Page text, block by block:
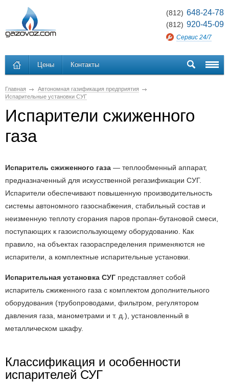
(812) 648-24-78
(812) 920-45-09
Сервис 24/7
Цены Контакты
Главная
Автономная газификация предприятия
Испарительные установки СУГ
Испарители сжиженного
газа
Испаритель сжиженного газа — теплообменный аппарат,
предназначенный для искусственной регазификации СУГ.
Испарители обеспечивают повышенную производительность
системы автономного газоснабжения, стабильный состав и
неизменную теплоту сгорания паров пропан-бутановой смеси,
поступающих к газоиспользующему оборудованию. Как
правило, на объектах газораспределения применяются не
испарители, а комплектные испарительные установки.
Испарительная установка СУГ представляет собой
испаритель сжиженного газа с комплектом дополнительного
оборудования (трубопроводами, фильтром, регулятором
давления газа, манометрами и т. д.), установленный в
металлическом шкафу.
Классификация и особенности
испарителей СУГ